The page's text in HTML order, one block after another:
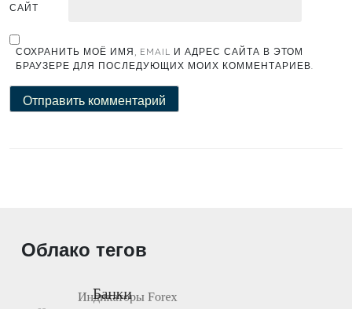
САЙТ
СОХРАНИТЬ МОЁ ИМЯ, EMAIL И АДРЕС САЙТА В ЭТОМ
БРАУЗЕРЕ ДЛЯ ПОСЛЕДУЮЩИХ МОИХ КОММЕНТАРИЕВ.
Облако тегов